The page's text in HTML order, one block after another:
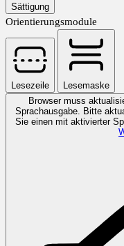
Sättigung
Orientierungsmodule
Lesezeile
Lesemaske
Browser muss
Sprachausgabe. Bitte
Sie einen mit aktivierter